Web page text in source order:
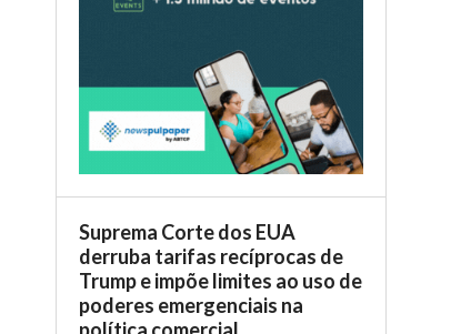
Suprema Corte dos EUA
derruba tarifas recíprocas de
Trump e impõe limites ao uso de
poderes emergenciais na